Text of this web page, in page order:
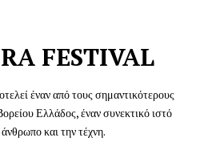
FESTIVAL
έναν από τους σημαντικότερους
Ελλάδος, έναν συνεκτικό ιστό
και την τέχνη.